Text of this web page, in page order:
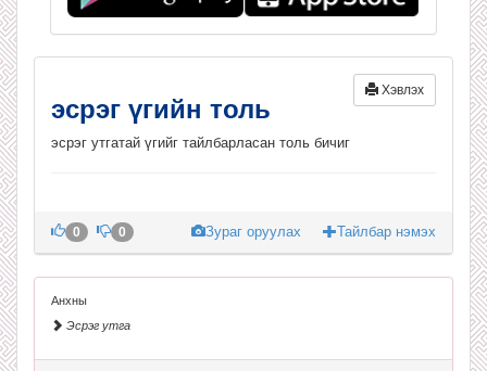
Хэвлэх
эсрэг үгийн толь
эсрэг утгатай үгийг тайлбарласан толь бичиг
Зураг оруулах Тайлбар нэмэх
0 0
Анхны
Эсрэг утга